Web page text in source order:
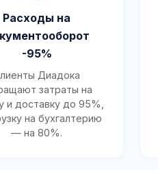
Расходы на
-95%
Диадока
затраты на
и доставку до 95%,
на бухгалтерию
— на 80%.